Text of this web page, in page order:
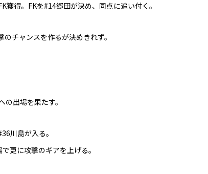
獲得。FKを#14郷田が決め、同点に追い付く。
チャンスを作るが決めきれず。
出場を果たす。
川島が入る。
更に攻撃のギアを上げる。